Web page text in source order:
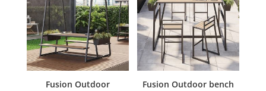
Fusion Outdoor Fusion Outdoor bench